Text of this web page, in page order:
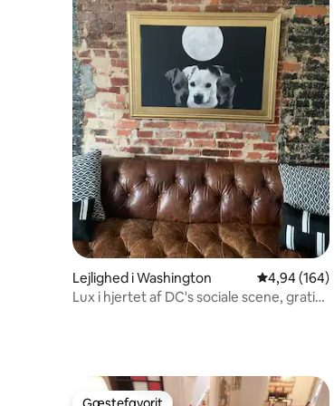
Lejlighed i Washington 4,94 ud af 5
4,94 (164)
Lux i hjertet af DC's sociale scene, gratis